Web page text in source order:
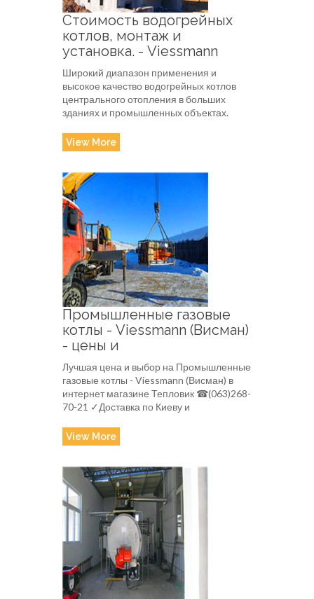
Стоимость водогрейных
котлов, монтаж и
установка. - Viessmann
Широкий диапазон применения и
высокое качество водогрейных котлов
центрального отопления в больших
зданиях и промышленных объектах.
View More
Промышленные газовые
котлы - Viessmann (Висман)
- цены и
Лучшая цена и выбор на Промышленные
газовые котлы - Viessmann (Висман) в
интернет магазине Тепловик ☎(063)268-
70-21 ✓Доставка по Киеву и
View More